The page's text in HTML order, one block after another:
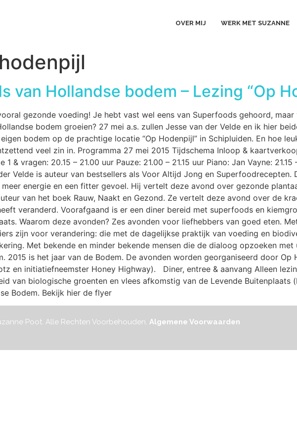
OVER MIJ WERK MET SUZANNE
van Hollandse bodem – Lezing “Op
gezonde voeding! Je hebt vast wel eens van Superfoods gehoord,
bodem groeien? 27 mei a.s. zullen Jesse van der Velde en ik hier
bodem op de prachtige locatie “Op Hodenpijl” in Schipluiden. En hoe
veel zin in. Programma 27 mei 2015 Tijdschema Inloop &
1 & vragen: 20.15 – 21.00 uur Pauze: 21.00 – 21.15 uur Piano: Jan Vayne:
Velde is auteur van bestsellers als Voor Altijd Jong en
meer energie en een fitter gevoel. Hij vertelt deze avond over gezonde
van het boek Rauw, Naakt en Gezond. Ze vertelt deze avond over de
veranderd. Voorafgaand is er een diner bereid met superfoods en
Waarom deze avonden? Zes avonden voor liefhebbers van goed eten.
zijn voor verandering: die met de dagelijkse praktijk van voeding en
Met bekende en minder bekende mensen die de dialoog opzoeken
2015 is het jaar van de Bodem. De avonden worden georganiseerd door
en initiatiefneemster Honey Highway). Diner, entree & aanvang Alleen
van biologische groenten en vlees afkomstig van de Levende
Bodem. Bekijk hier de flyer
Poot. Alle Rechten Voorbehouden. Algemene Voorwaarden